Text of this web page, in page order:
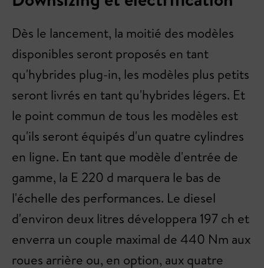
Dès le lancement, la moitié des modèles
disponibles seront proposés en tant
qu'hybrides plug-in, les modèles plus petits
seront livrés en tant qu'hybrides légers. Et
le point commun de tous les modèles est
qu'ils seront équipés d'un quatre cylindres
en ligne. En tant que modèle d'entrée de
gamme, la E 220 d marquera le bas de
l'échelle des performances. Le diesel
d'environ deux litres développera 197 ch et
enverra un couple maximal de 440 Nm aux
roues arrière ou, en option, aux quatre